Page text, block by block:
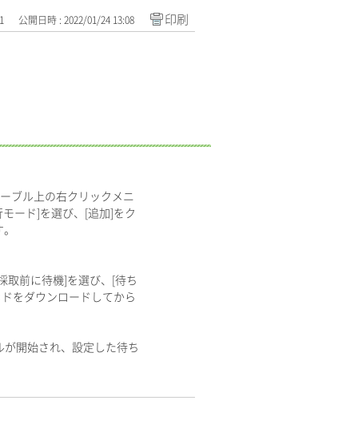
公開日時 : 2022/01/24 13:08 印刷
ブル上の右クリックメニ
ード]を選び、[追加]をク
前に待機]を選び、[待ち
をダウンロードしてから
開始され、設定した待ち